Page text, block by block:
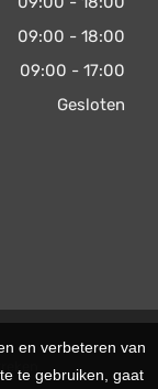
09:00 - 18:00
09:00 - 17:00
Gesloten
en verbeteren van
te gebruiken, gaat